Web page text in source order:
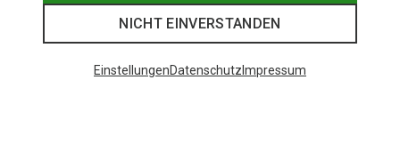
NICHT EINVERSTANDEN
EinstellungenDatenschutz Impressum